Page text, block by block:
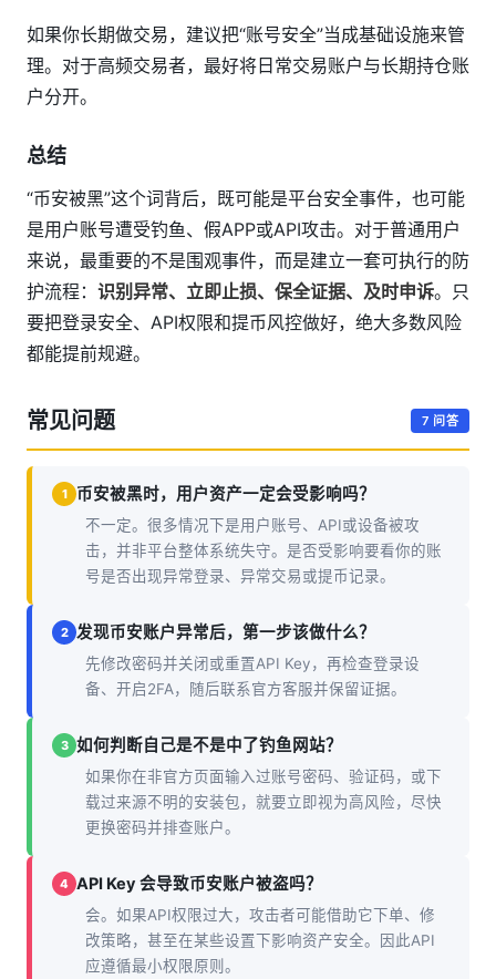
如果你长期做交易，建议把“账号安全”当成基础设施来管
理。对于高频交易者，最好将日常交易账户与长期持仓账
户分开。
总结
“币安被黑”这个词背后，既可能是平台安全事件，也可能
是用户账号遭受钓鱼、假APP或API攻击。对于普通用户
来说，最重要的不是围观事件，而是建立一套可执行的防
护流程： 识别异常、立即止损、保全证据、及时申诉。只
要把登录安全、API权限和提币风控做好，绝大多数风险
都能提前规避。
常见问题 7 问答
1 币安被黑时，用户资产一定会受影响吗？
不一定。很多情况下是用户账号、API或设备被攻
击，并非平台整体系统失守。是否受影响要看你的账
号是否出现异常登录、异常交易或提币记录。
2 发现币安账户异常后，第一步该做什么？
先修改密码并关闭或重置API Key，再检查登录设
备、开启2FA，随后联系官方客服并保留证据。
3 如何判断自己是不是中了钓鱼网站？
如果你在非官方页面输入过账号密码、验证码，或下
载过来源不明的安装包，就要立即视为高风险，尽快
更换密码并排查账户。
4 API Key 会导致币安账户被盗吗？
会。如果API权限过大，攻击者可能借助它下单、修
改策略，甚至在某些设置下影响资产安全。因此API
应遵循最小权限原则。